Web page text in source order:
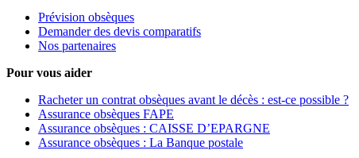
Prévision obsèques
Demander des devis comparatifs
Nos partenaires
Pour vous aider
Racheter un contrat obsèques avant le décès : est-ce possible ?
Assurance obsèques FAPE
Assurance obsèques : CAISSE D’EPARGNE
Assurance obsèques : La Banque postale